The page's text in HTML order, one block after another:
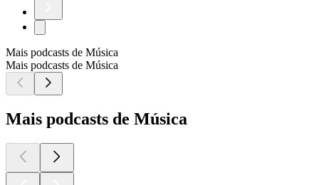
Mais podcasts de Música
Mais podcasts de Música
Mais podcasts de Música